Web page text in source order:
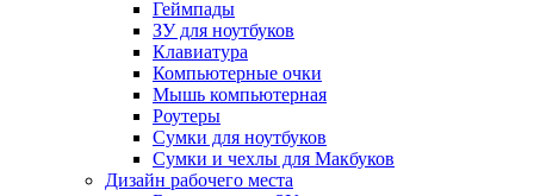
Геймпады
ЗУ для ноутбуков
Клавиатура
Компьютерные очки
Мышь компьютерная
Роутеры
Сумки для ноутбуков
Сумки и чехлы для Макбуков
Дизайн рабочего места